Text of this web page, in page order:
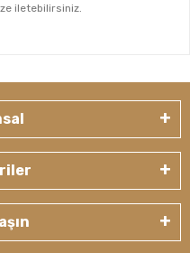
iletebilirsiniz.